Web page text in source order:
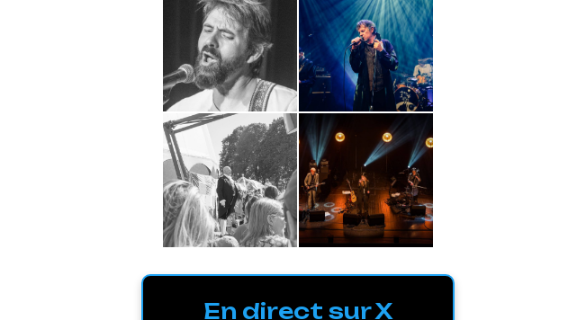
En direct sur X